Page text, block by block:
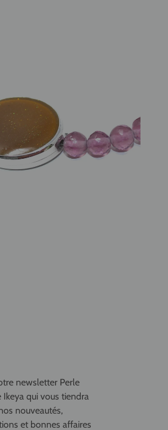
newsletter Perle
qui vous tiendra
nouveautés,
et bonnes affaires